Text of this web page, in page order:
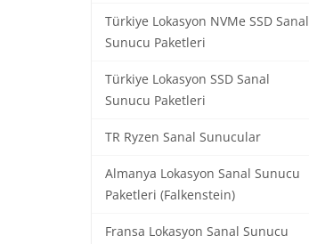
Türkiye Lokasyon NVMe SSD Sanal
Sunucu Paketleri
Türkiye Lokasyon SSD Sanal
Sunucu Paketleri
TR Ryzen Sanal Sunucular
Almanya Lokasyon Sanal Sunucu
Paketleri (Falkenstein)
Fransa Lokasyon Sanal Sunucu